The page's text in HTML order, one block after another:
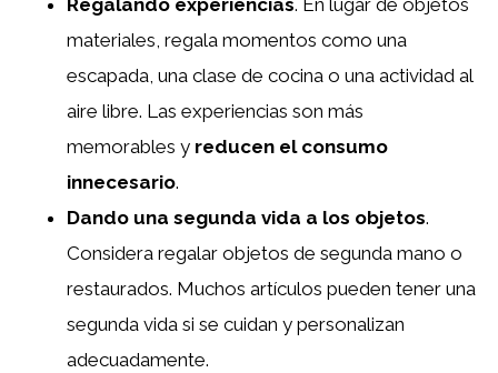
Regalando experiencias. En lugar de objetos
materiales, regala momentos como una
escapada, una clase de cocina o una actividad al
aire libre. Las experiencias son más
memorables y reducen el consumo
innecesario.
Dando una segunda vida a los objetos.
Considera regalar objetos de segunda mano o
restaurados. Muchos artículos pueden tener una
segunda vida si se cuidan y personalizan
adecuadamente.